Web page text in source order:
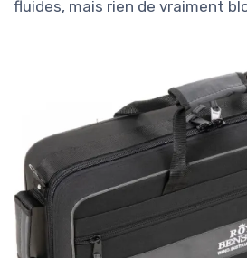
fluides, mais rien de vraiment